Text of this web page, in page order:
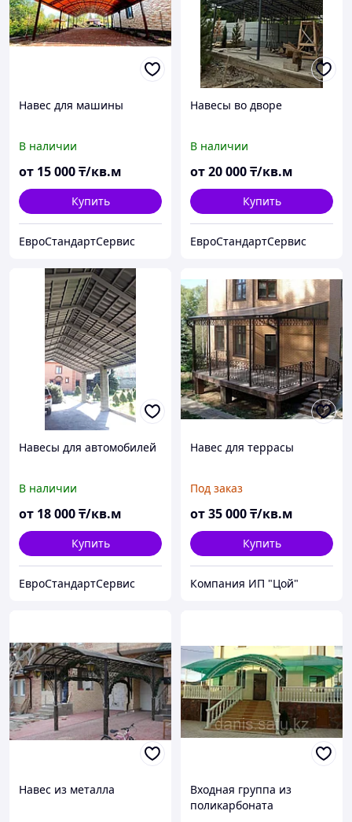
Навес для машины
В наличии
от 15 000₸/кв.м
Купить
ЕвроСтандартСервис
Навесы во дворе
В наличии
от20 000₸/кв.м
Купить
ЕвроСтандартСервис
Навесы для автомобилей
В наличии
от 18 000₸/кв.м
Купить
ЕвроСтандартСервис
Навес для террасы
Под заказ
от35 000₸/кв.м
Купить
Компания ИП "Цой"
Навес из металла
Входная группа из
поликарбоната